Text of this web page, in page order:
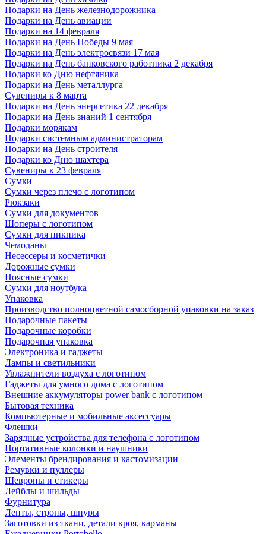
Подарки на День железнодорожника
Подарки на День авиации
Подарки на 14 февраля
Подарки на День Победы 9 мая
Подарки на День электросвязи 17 мая
Подарки на День банковского работника 2 декабря
Подарки ко Дню нефтяника
Подарки на День металлурга
Сувениры к 8 марта
Подарки на День энергетика 22 декабря
Подарки на День знаний 1 сентября
Подарки морякам
Подарки системным администраторам
Подарки на День строителя
Подарки ко Дню шахтера
Сувениры к 23 февраля
Сумки
Сумки через плечо с логотипом
Рюкзаки
Сумки для документов
Шоперы с логотипом
Сумки для пикника
Чемоданы
Несессеры и косметички
Дорожные сумки
Поясные сумки
Сумки для ноутбука
Упаковка
Производство полноцветной самосборной упаковки на заказ
Подарочные пакеты
Подарочные коробки
Подарочная упаковка
Электроника и гаджеты
Лампы и светильники
Увлажнители воздуха с логотипом
Гаджеты для умного дома с логотипом
Внешние аккумуляторы power bank с логотипом
Бытовая техника
Компьютерные и мобильные аксессуары
Флешки
Зарядные устройства для телефона с логотипом
Портативные колонки и наушники
Элементы брендирования и кастомизации
Ремувки и пуллеры
Шевроны и стикеры
Лейблы и шильды
Фурнитура
Ленты, стропы, шнуры
Заготовки из ткани, детали кроя, карманы